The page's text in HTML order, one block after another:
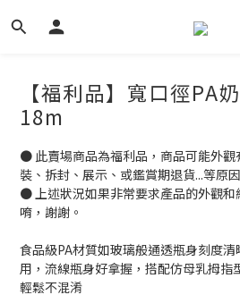
【福利品】寬口徑PA
18m
● 此賣場商品為福利品，商品可能外觀
裝、拆封、展示、或鑑賞期退貨...等原因
● 上述狀況如果非常要求產品的外觀和
唷，謝謝。
食品級PA材質如玻璃般通透瓶身刻度
用，流線瓶身好拿握，搭配仿母乳拇指
輕鬆不混淆